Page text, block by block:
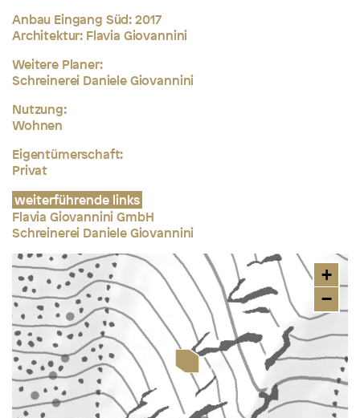
Anbau Eingang Süd: 2017
Architektur: Flavia Giovannini
Weitere Planer:
Schreinerei Daniele Giovannini
Nutzung:
Wohnen
Eigentümerschaft:
Privat
weiterführende links
Flavia Giovannini GmbH
Schreinerei Daniele Giovannini
+
−